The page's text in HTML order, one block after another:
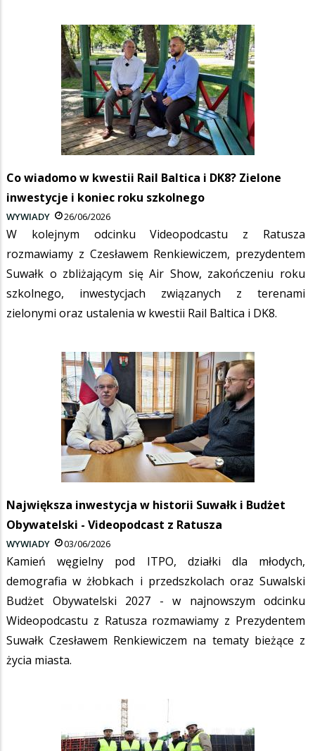
Co wiadomo w kwestii Rail Baltica i DK8? Zielone
inwestycje i koniec roku szkolnego
WYWIADY 26/06/2026
W kolejnym odcinku Videopodcastu z Ratusza
rozmawiamy z Czesławem Renkiewiczem, prezydentem
Suwałk o zbliżającym się Air Show, zakończeniu roku
szkolnego, inwestycjach związanych z terenami
zielonymi oraz ustalenia w kwestii Rail Baltica i DK8.
Największa inwestycja w historii Suwałk i Budżet
Obywatelski - Videopodcast z Ratusza
WYWIADY 03/06/2026
Kamień węgielny pod ITPO, działki dla młodych,
demografia w żłobkach i przedszkolach oraz Suwalski
Budżet Obywatelski 2027 - w najnowszym odcinku
Wideopodcastu z Ratusza rozmawiamy z Prezydentem
Suwałk Czesławem Renkiewiczem na tematy bieżące z
życia miasta.